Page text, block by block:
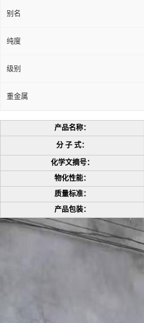
别名
纯度
级别
重金属
产品名称：
分 子 式：
化学文摘号：
物化性能：
质量标准：
产品包装：